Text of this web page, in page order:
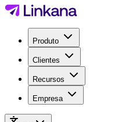
Produto
Clientes
Recursos
Empresa